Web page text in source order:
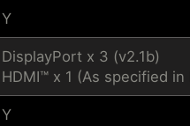
Y
DisplayPort x 3 (v2.1b)
HDMI™ x 1 (As specified
Y